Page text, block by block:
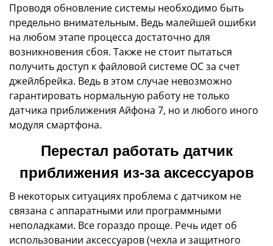
Проводя обновление системы необходимо быть
предельно внимательным. Ведь малейшей ошибки
на любом этапе процесса достаточно для
возникновения сбоя. Также не стоит пытаться
получить доступ к файловой системе ОС за счет
джейлбрейка. Ведь в этом случае невозможно
гарантировать нормальную работу не только
датчика приближения Айфона 7, но и любого иного
модуля смартфона.
Перестал работать датчик
приближения из-за аксессуаров
В некоторых ситуациях проблема с датчиком не
связана с аппаратными или программными
неполадками. Все гораздо проще. Речь идет об
использовании аксессуаров (чехла и защитного